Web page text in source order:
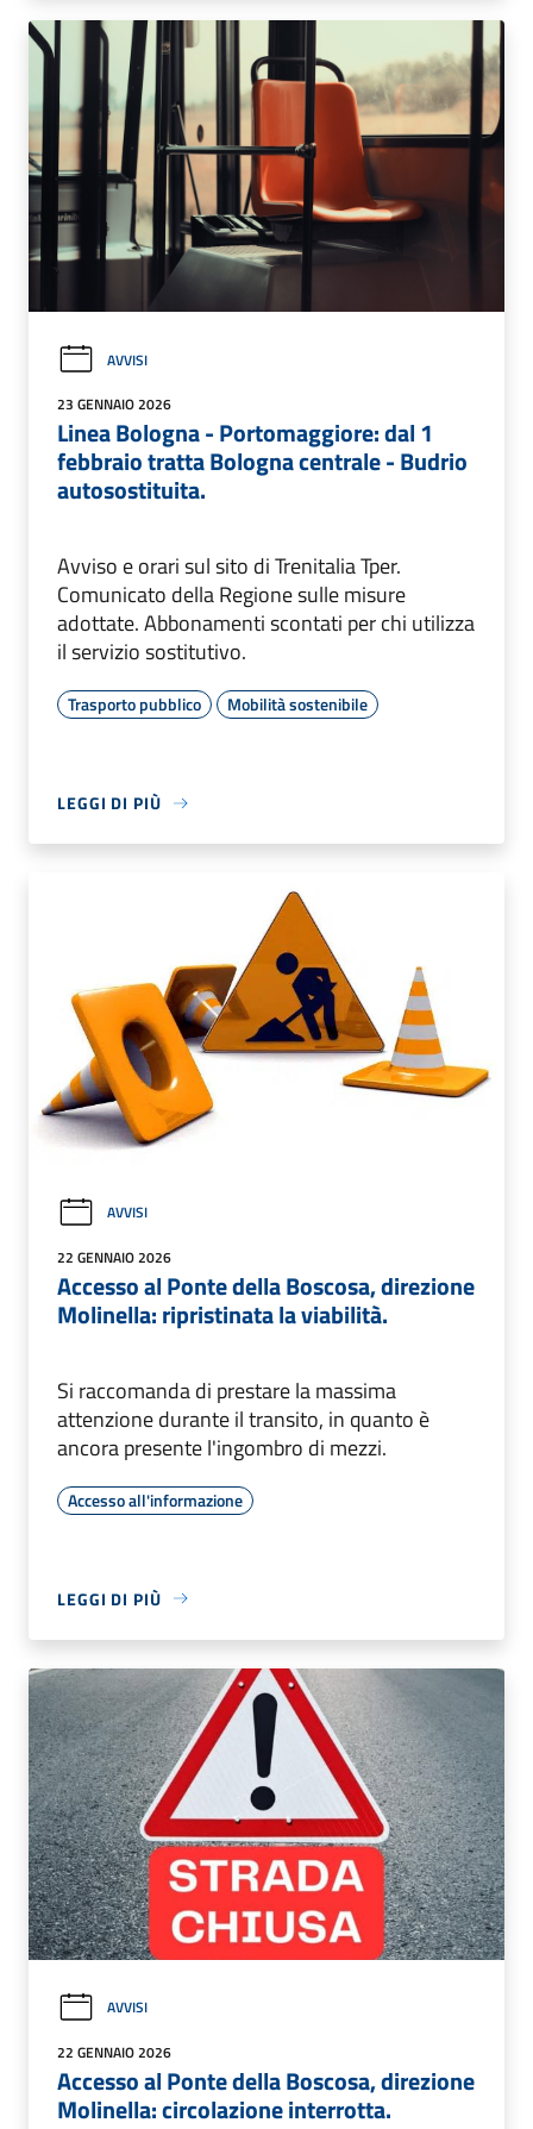
AVVISI
23 GENNAIO 2026
Linea Bologna - Portomaggiore: dal 1
febbraio tratta Bologna centrale - Budrio
autosostituita.
Avviso e orari sul sito di Trenitalia Tper.
Comunicato della Regione sulle misure
adottate. Abbonamenti scontati per chi utilizza
il servizio sostitutivo.
Trasporto pubblico Mobilità sostenibile
LEGGI DI PIÙ
AVVISI
22 GENNAIO 2026
Accesso al Ponte della Boscosa, direzione
Molinella: ripristinata la viabilità.
Si raccomanda di prestare la massima
attenzione durante il transito, in quanto è
ancora presente l'ingombro di mezzi.
Accesso all'informazione
LEGGI DI PIÙ
AVVISI
22 GENNAIO 2026
Accesso al Ponte della Boscosa, direzione
Molinella: circolazione interrotta.